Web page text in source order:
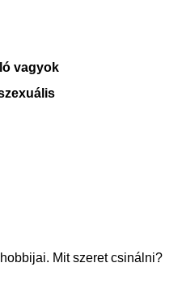
vagyok
Mit szeret csinálni?